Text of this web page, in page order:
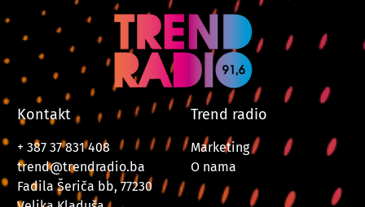
Kontakt
+ 387 37 831 408
trend@trendradio.ba
Fadila Šeriča bb, 77230
Trend radio
Marketing
O nama